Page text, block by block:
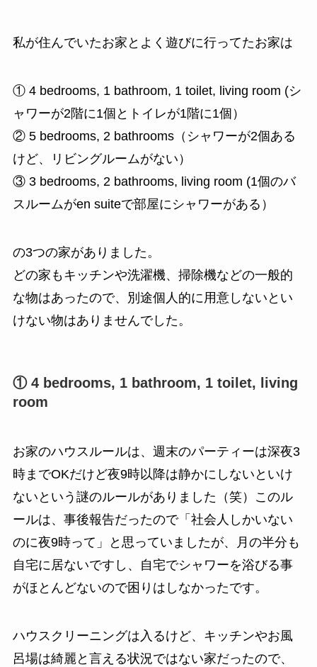
私が住んでいたお家とよく遊びに行ってたお家は
① 4 bedrooms, 1 bathroom, 1 toilet, living room (シ
ャワーが2階に1個とトイレが1階に1個）
② 5 bedrooms, 2 bathrooms（シャワーが2個ある
けど、リビングルームがない）
③ 3 bedrooms, 2 bathrooms, living room (1個のバ
スルームがen suiteで部屋にシャワーがある）
の3つの家がありました。
どの家もキッチンや洗濯機、掃除機などの一般的
な物はあったので、別途個人的に用意しないとい
けない物はありませんでした。
① 4 bedrooms, 1 bathroom, 1 toilet, living
room
お家のハウスルールは、週末のパーティーは深夜3
時までOKだけど夜9時以降は静かにしないといけ
ないという謎のルールがありました（笑）このル
ールは、事後報告だったので「社会人しかいない
のに夜9時って」と思っていましたが、月の半分も
自宅に居ないですし、自宅でシャワーを浴びる事
がほとんどないので困りはしなかったです。
ハウスクリーニングは入るけど、キッチンやお風
呂場は綺麗と言える状況ではない家だったので、